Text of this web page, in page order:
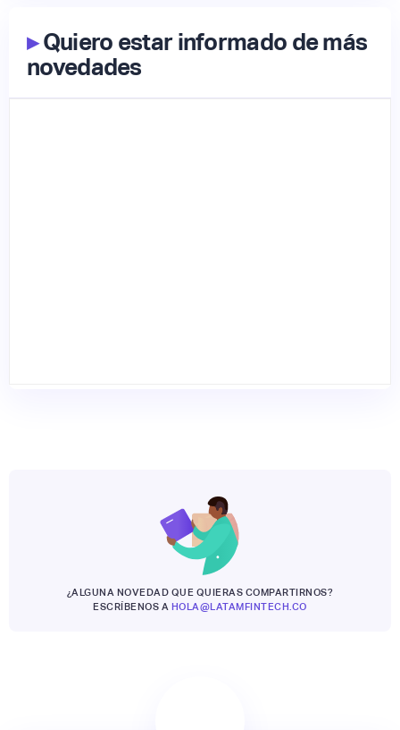
▸Quiero estar informado de más
novedades
¿ALGUNA NOVEDAD QUE QUIERAS COMPARTIRNOS?
ESCRÍBENOS A HOLA@LATAMFINTECH.CO